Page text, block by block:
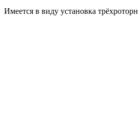
Имеется в виду установка